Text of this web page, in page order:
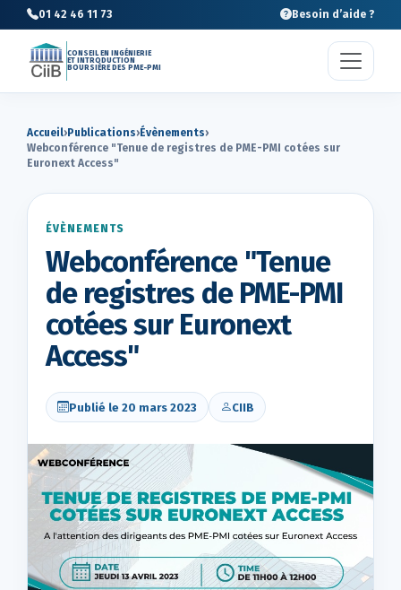
01 42 46 11 73 Besoin d’aide ?
CONSEIL EN INGÉNIERIE
ET INTRODUCTION
BOURSIÈRE DES PME-PMI
Accueil› Publications› Évènements›
Webconférence "Tenue de registres de PME-PMI cotées sur
Euronext Access"
ÉVÈNEMENTS
Webconférence "Tenue
de registres de PME-PMI
cotées sur Euronext
Access"
Publié le 20 mars 2023 CIIB